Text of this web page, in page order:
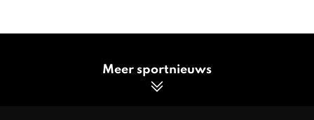
Meer sportnieuws